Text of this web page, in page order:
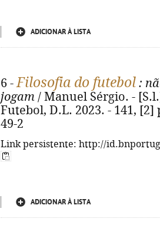
ADICIONAR À LISTA
6 -Filosofia do futebol :
jogam / Manuel Sérgio. -
Futebol, D.L. 2023. - 141, [2]
49-2
Link persistente: http://
ADICIONAR À LISTA